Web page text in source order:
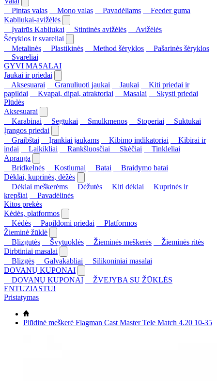
Pintas valas
Mono valas Pavadėliams
Feeder guma
Kabliukai-avižėlės
Įvairūs Kabliukai
Stintinės avižėlės
Avižėlės
Šėryklos ir svareliai
Metalinės
Plastikinės Method šėryklos
Pašarinės šėryklos
Svareliai
GYVI MASALAI
Jaukai ir priedai
Aksesuarai
Granuliuoti jaukai Jaukai
Kiti priedai ir
papildai
Kvapai, dipai, atraktoriai Masalai
Skysti priedai
Plūdės
Aksesuarai
Karabinai
Segtukai Smulkmenos Stoperiai
Suktukai
Įrangos priedai
Graibštai
Įrankiai jaukams Kibimo indikatoriai
Kibirai ir
indai
Laikikliai Rankšluosčiai Skėčiai
Tinkleliai
Apranga
Bridkelnės
Kostiumai Batai
Braidymo batai
Dėklai, kuprinės, dėžės
Dėklai meškerėms
Dėžutės Kiti dėklai
Kuprinės ir
krepšiai
Pavadėlinės
Kitos prekės
Kėdės, platformos
Kėdės
Papildomi priedai
Platformos
Žieminė žūklė
Blizgutės
Švytuoklės Žieminės meškerės
Žieminės ritės
Dirbtiniai masalai
Blizgės
Galvakabliai
Silikoniniai masalai
DOVANŲ KUPONAI
DOVANŲ KUPONAI
ŽVEJYBA SU ŽŪKLĖS
ENTUZIASTU!
Pristatymas
Plūdinė meškerė Flagman Cast Master Tele Match 4.20 10-35